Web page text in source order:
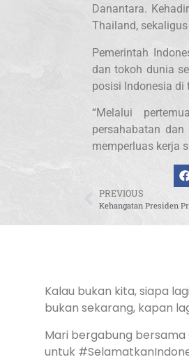
Danantara.
Thailand,
Pemerintah
dan tokoh dunia
posisi Indonesia di
“Melalui
persahabatan
memperluas kerja
PREVIOUS
Kalau bukan kita, siapa
bukan sekarang, kapan
Mari bergabung bersama
untuk